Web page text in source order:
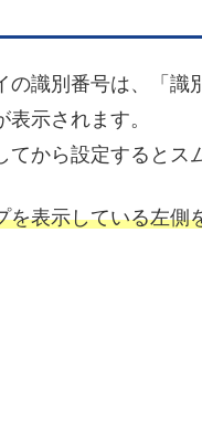
の識別番号は、「識
表示されます。
てから設定するとス
を表示している左側